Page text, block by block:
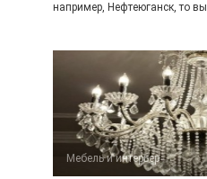
например, Нефтеюганск, то вы
Мебель и интерьер